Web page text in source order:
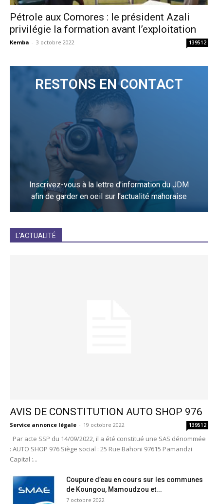
Pétrole aux Comores : le président Azali
privilégie la formation avant l’exploitation
Kemba - 3 octobre 2022 139512
RESTONS EN CONTACT
Inscrivez-vous à la lettre d'information du JDM
afin de garder en oeil sur l'actualité mahoraise
L'ACTUALITÉ
AVIS DE CONSTITUTION AUTO SHOP 976
Service annonce légale - 19 octobre 2022 139512
Par acte SSP du 14/09/2022, il a été constitué une SAS dénommée
: AUTO SHOP 976 Siège social : 25 Rue Bahoni 97615 Pamandzi
Capital :...
Coupure d’eau en cours sur les communes
de Koungou, Mamoudzou et...
7 octobre 2022